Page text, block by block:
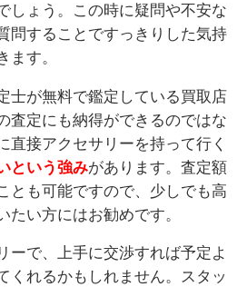
しょう。この時に疑問や不安な
問することですっきりした気持
ます。
士が無料で鑑定している買取店
査定にも納得ができるのではな
直接アクセサリーを持って行く
という強みがあります。査定額
とも可能ですので、少しでも高
たい方にはお勧めです。
ーで、上手に交渉すれば予定よ
くれるかもしれません。スタッ